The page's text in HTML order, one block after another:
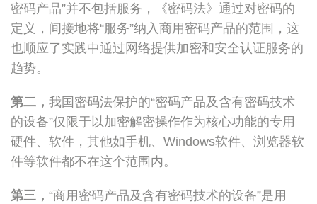
密码产品”并不包括服务，《密码法》通过对密码的
定义，间接地将“服务”纳入商用密码产品的范围，这
也顺应了实践中通过网络提供加密和安全认证服务的
趋势。
第二， 我国密码法保护的“密码产品及含有密码技术
的设备”仅限于以加密解密操作作为核心功能的专用
硬件、软件，其他如手机、Windows软件、浏览器软
件等软件都不在这个范围内。
第三， “商用密码产品及含有密码技术的设备”是用